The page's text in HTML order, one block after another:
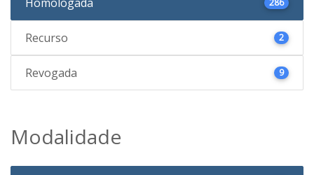
286
Recurso 2
Revogada 9
Modalidade